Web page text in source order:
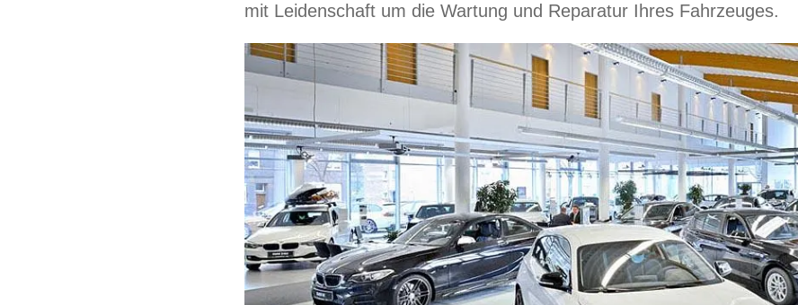
mit Leidenschaft um die Wartung und Reparatur Ihres Fahrzeuges.